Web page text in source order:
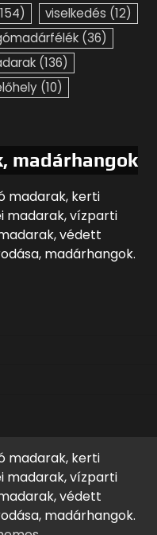
viselkedés (12)
(36)
(136)
(10)
madárhangok
madarak, kerti
madarak, vízparti
védett
madárhangok.
madarak, kerti
madarak, vízparti
védett
madárhangok.